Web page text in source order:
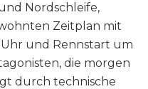
Nordschleife,
Zeitplan mit
Uhr und Rennstart um
die morgen
durch technische